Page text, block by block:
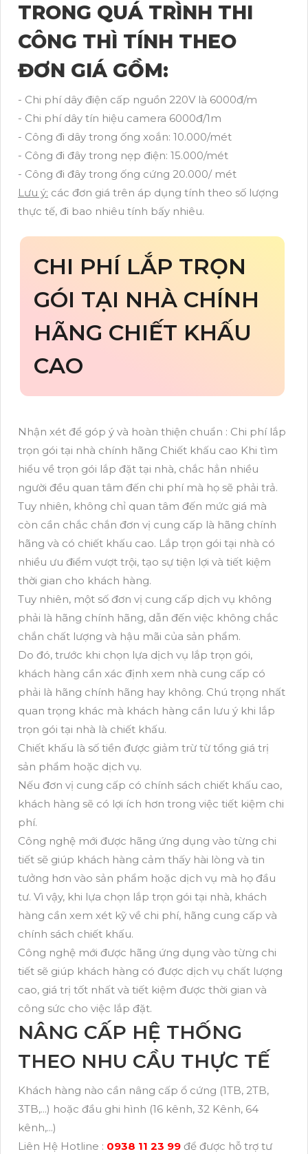
TRONG QUÁ TRÌNH THI
CÔNG THÌ TÍNH THEO
ĐƠN GIÁ GỒM:
- Chi phí dây điện cấp nguồn 220V là 6000đ/m
- Chi phí dây tín hiệu camera 6000đ/1m
- Công đi dây trong ống xoắn: 10.000/mét
- Công đi đây trong nẹp điện: 15.000/mét
- Công đi đây trong ống cứng 20.000/ mét
Lưu ý: các đơn giá trên áp dụng tính theo số lượng
thực tế, đi bao nhiêu tính bấy nhiêu.
CHI PHÍ LẮP TRỌN
GÓI TẠI NHÀ CHÍNH
HÃNG CHIẾT KHẤU
CAO
Nhận xét để góp ý và hoàn thiện chuẩn : Chi phí lắp
trọn gói tại nhà chính hãng Chiết khấu cao Khi tìm
hiểu về trọn gói lắp đặt tại nhà, chắc hẳn nhiều
người đều quan tâm đến chi phí mà họ sẽ phải trả.
Tuy nhiên, không chỉ quan tâm đến mức giá mà
còn cần chắc chắn đơn vị cung cấp là hãng chính
hãng và có chiết khấu cao. Lắp trọn gói tại nhà có
nhiều ưu điểm vượt trội, tạo sự tiện lợi và tiết kiệm
thời gian cho khách hàng.
Tuy nhiên, một số đơn vị cung cấp dịch vụ không
phải là hãng chính hãng, dẫn đến việc không chắc
chắn chất lượng và hậu mãi của sản phẩm.
Do đó, trước khi chọn lựa dịch vụ lắp trọn gói,
khách hàng cần xác định xem nhà cung cấp có
phải là hãng chính hãng hay không. Chú trọng nhất
quan trọng khác mà khách hàng cần lưu ý khi lắp
trọn gói tại nhà là chiết khấu.
Chiết khấu là số tiền được giảm trừ từ tổng giá trị
sản phẩm hoặc dịch vụ.
Nếu đơn vị cung cấp có chính sách chiết khấu cao,
khách hàng sẽ có lợi ích hơn trong việc tiết kiệm chi
phí.
Công nghệ mới được hãng ứng dụng vào từng chi
tiết sẽ giúp khách hàng cảm thấy hài lòng và tin
tưởng hơn vào sản phẩm hoặc dịch vụ mà họ đầu
tư. Vì vậy, khi lựa chọn lắp trọn gói tại nhà, khách
hàng cần xem xét kỹ về chi phí, hãng cung cấp và
chính sách chiết khấu.
Công nghệ mới được hãng ứng dụng vào từng chi
tiết sẽ giúp khách hàng có được dịch vụ chất lượng
cao, giá trị tốt nhất và tiết kiệm được thời gian và
công sức cho việc lắp đặt.
NÂNG CẤP HỆ THỐNG
THEO NHU CẦU THỰC TẾ
Khách hàng nào cần nâng cấp ổ cứng (1TB, 2TB,
3TB,...) hoặc đầu ghi hình (16 kênh, 32 Kênh, 64
kênh,...)
Liên Hệ Hotline : 0938 11 23 99 để được hỗ trợ tư